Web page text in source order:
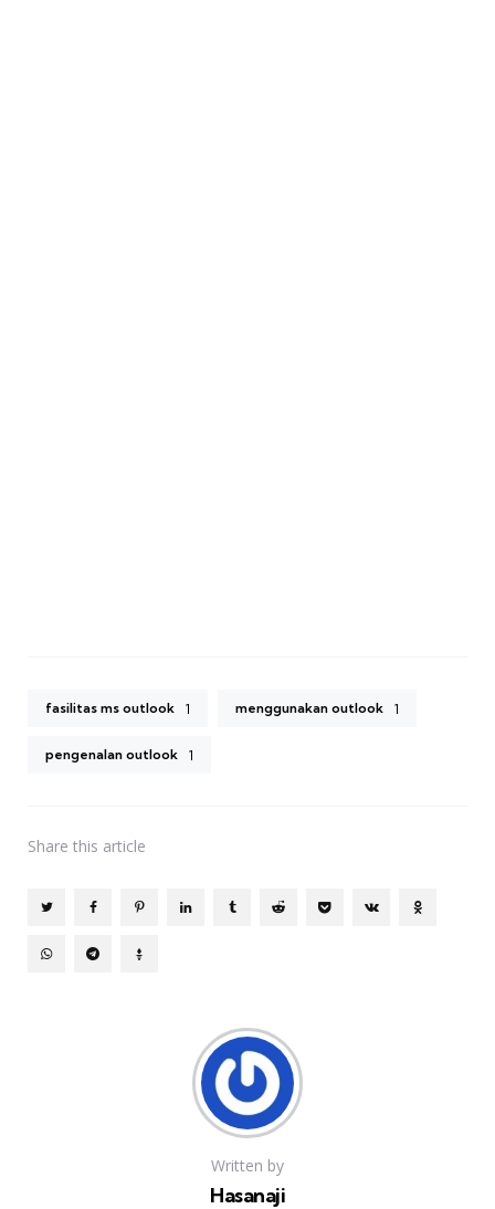
fasilitas ms outlook 1 menggunakan outlook 1
pengenalan outlook 1
Share this article
Written by
Hasanaji